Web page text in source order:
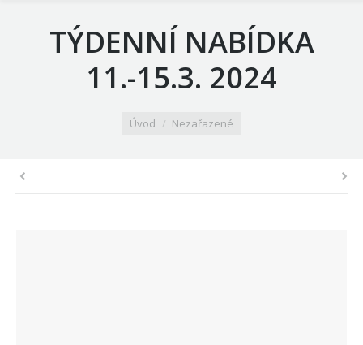
TÝDENNÍ NABÍDKA
11.-15.3. 2024
Úvod Nezařazené